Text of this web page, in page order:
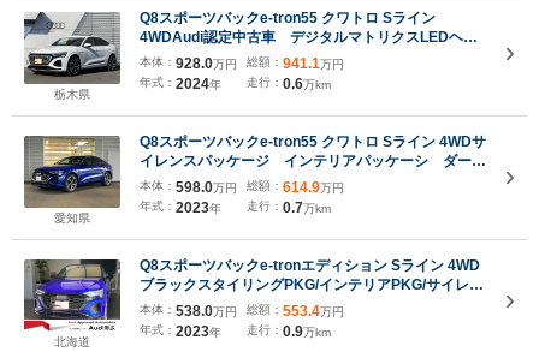
栃木県
Q8スポーツバックe-tron55 クワトロ Sライン
4WDAudi認定中古車 デジタルマトリクスLEDヘッ
ドライト サイレンスPKG パノラマサンルーフ イ
ンテリアPKG 21インチAW EV 運転支援システ
ム オートクロージングドア 電動リアゲート
本体： 928.0万円
年式： 2024年
総額： 941.1万円
走行： 0.6万km
愛知県
Q8スポーツバックe-tron55 クワトロ Sライン 4WDサ
イレンスパッケージ インテリアパッケーシ ダーク
Audirings&ブラックスタイリングパッケージ 10ス
ポークローターデザイン アンスラサイトブラック
ポリッシュト
本体： 598.0万円
年式： 2023年
総額： 614.9万円
走行： 0.7万km
北海道
Q8スポーツバックe-tronエディション Sライン 4WD
ブラックスタイリングPKG/インテリアPKG/サイレン
スPKG アルミホイール10スポークローターデザイ
ン9.5J×21/TVチューナー/ステアリングホイール3スポ
ークレザーマルチファンクションパドルシフト
本体： 538.0万円
年式： 2023年
総額： 553.4万円
走行： 0.9万km